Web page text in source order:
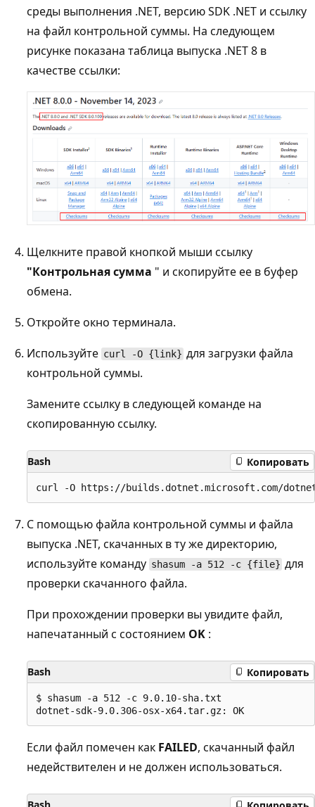
среды выполнения .NET, версию SDK .NET и ссылку
на файл контрольной суммы. На следующем
рисунке показана таблица выпуска .NET 8 в
качестве ссылки:
Щелкните правой кнопкой мыши ссылку
"Контрольная сумма " и скопируйте ее в буфер
обмена.
Откройте окно терминала.
Используйте curl -O {link} для загрузки файла
контрольной суммы.
Замените ссылку в следующей команде на
скопированную ссылку.
Bash Копировать
С помощью файла контрольной суммы и файла
выпуска .NET, скачанных в ту же директорию,
используйте команду shasum -a 512 -c {file} для
проверки скачанного файла.
При прохождении проверки вы увидите файл,
напечатанный с состоянием OK :
Bash Копировать
$ shasum -a 512 -c 9.0.10-sha.txt
Если файл помечен как FAILED, скачанный файл
недействителен и не должен использоваться.